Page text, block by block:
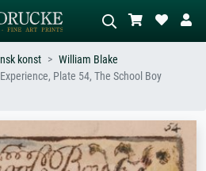
abstrakt med mycket rött, mörk
oljemålning, stående naken bredvid ett
träd.
konst
William Blake
Plate 54, The School Boy